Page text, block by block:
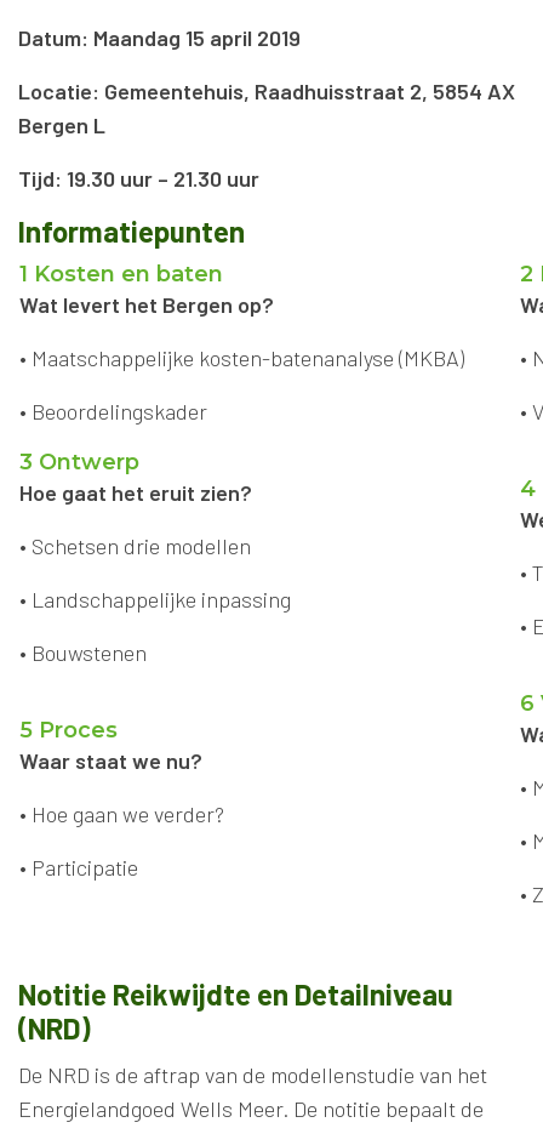
Datum: Maandag 15 april 2019
Locatie: Gemeentehuis, Raadhuisstraat 2, 5854 AX
Bergen L
Tijd: 19.30 uur – 21.30 uur
Informatiepunten
1 Kosten en baten
Wat levert het Bergen op?
• Maatschappelijke kosten-batenanalyse (MKBA)
• Beoordelingskader
2
•
•
3 Ontwerp
Hoe gaat het eruit zien?
• Schetsen drie modellen
• Landschappelijke inpassing
• Bouwstenen
4
•
•
5 Proces
Waar staat we nu?
• Hoe gaan we verder?
• Participatie
6
•
•
•
Notitie Reikwijdte en Detailniveau
(NRD)
De NRD is de aftrap van de modellenstudie van het
Energielandgoed Wells Meer. De notitie bepaalt de